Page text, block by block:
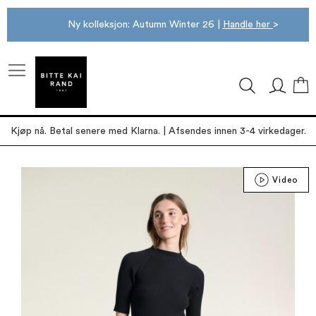
Ny kolleksjon: Autumn Winter 26 | Handle her >
Kjøp nå. Betal senere med Klarna. | Afsendes innen 3-4 virkedager.
Video